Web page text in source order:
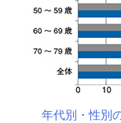
年代別・性別